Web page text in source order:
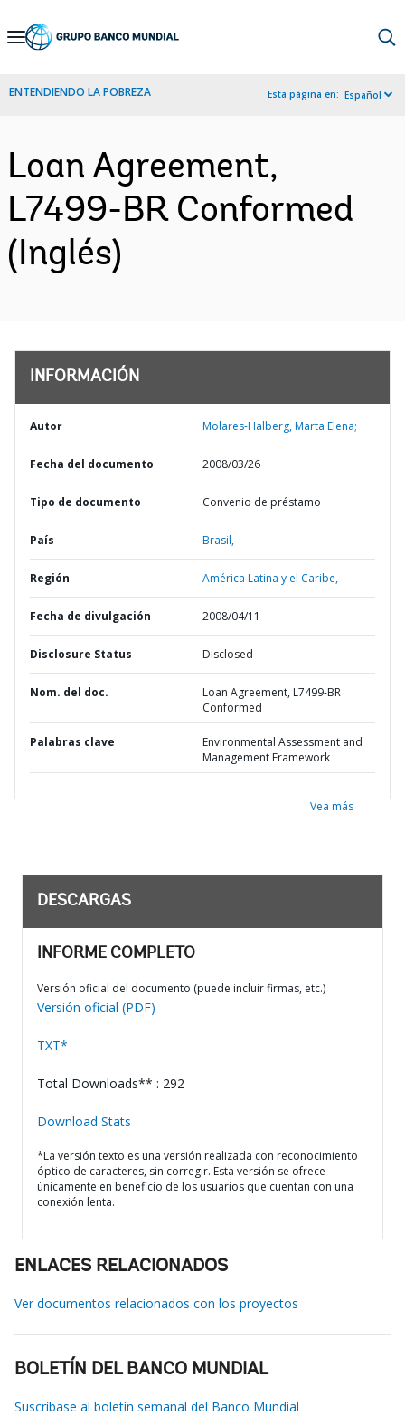
Skip
Navigation
ENTENDIENDO LA POBREZA Esta página en: Español
Loan Agreement,
L7499-BR Conformed
(Inglés)
INFORMACIÓN
Autor Molares-Halberg, Marta Elena;
Fecha del documento 2008/03/26
Tipo de documento Convenio de préstamo
País Brasil,
Región América Latina y el Caribe,
Fecha de divulgación 2008/04/11
Disclosure Status Disclosed
Nom. del doc.
Loan Agreement, L7499-BR
Conformed
Palabras clave
Environmental Assessment and
Management Framework
Vea más
DESCARGAS
INFORME COMPLETO
Versión oficial del documento (puede incluir firmas, etc.)
Versión oficial (PDF)
TXT*
Total Downloads** : 292
Download Stats
*La versión texto es una versión realizada con reconocimiento
óptico de caracteres, sin corregir. Esta versión se ofrece
únicamente en beneficio de los usuarios que cuentan con una
conexión lenta.
ENLACES RELACIONADOS
Ver documentos relacionados con los proyectos
BOLETÍN DEL BANCO MUNDIAL
Suscríbase al boletín semanal del Banco Mundial